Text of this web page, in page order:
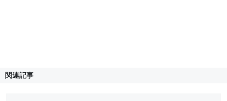
関連記事